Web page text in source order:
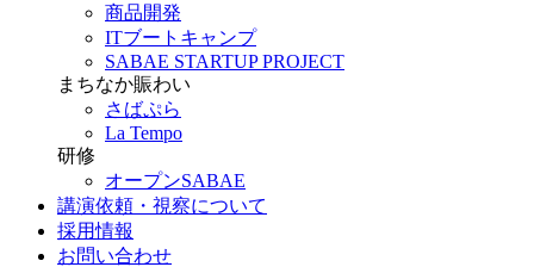
商品開発
ITブートキャンプ
SABAE STARTUP PROJECT
まちなか賑わい
さばぷら
La Tempo
研修
オープンSABAE
講演依頼・視察について
採用情報
お問い合わせ